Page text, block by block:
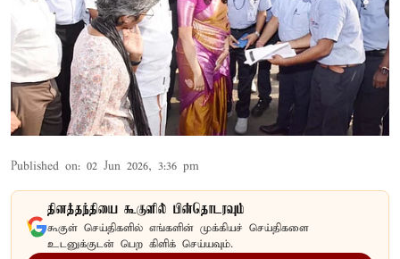
Published on: 02 Jun 2026, 3:36 pm
தினத்தந்தியை கூகுளில் பின்தொடரவும்
கூகுள் செய்திகளில் எங்களின் முக்கியச் செய்திகளை
உடனுக்குடன் பெற கிளிக் செய்யவும்.